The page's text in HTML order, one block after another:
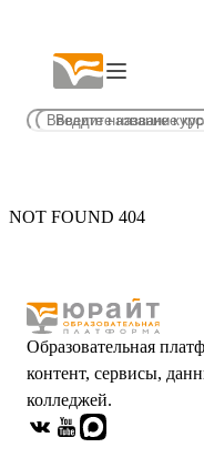
NOT FOUND 404
Образовательная
контент, сервисы,
колледжей.